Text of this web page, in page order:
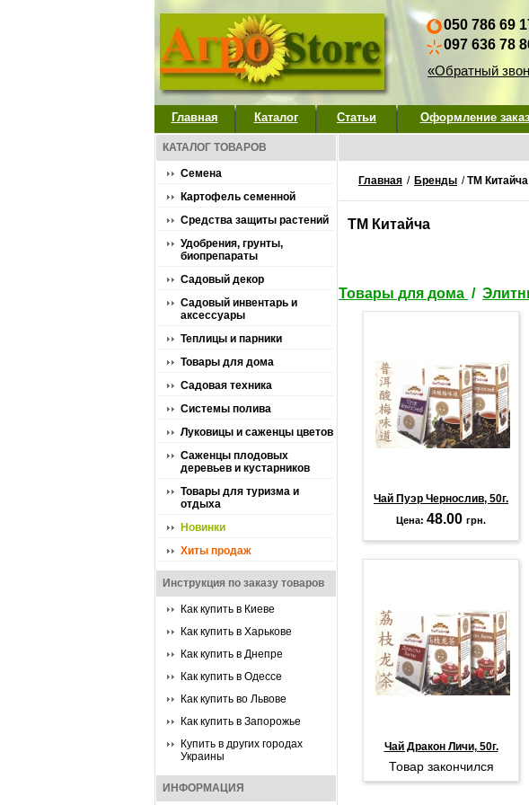
050 786 69
097 636 78
«Обратный
Главная Каталог Статьи Оформление
КАТАЛОГ ТОВАРОВ
Семена
Картофель семенной
Средства защиты растений
Удобрения, грунты,
биопрепараты
Садовый декор
Садовый инвентарь и
аксессуары
Теплицы и парники
Товары для дома
Садовая техника
Системы полива
Луковицы и саженцы цветов
Саженцы плодовых
деревьев и кустарников
Товары для туризма и
отдыха
Новинки
Хиты продаж
Инструкция по заказу товаров
Как купить в Киеве
Как купить в Харькове
Как купить в Днепре
Как купить в Одессе
Как купить во Львове
Как купить в Запорожье
Купить в других городах
Украины
ИНФОРМАЦИЯ
Главная / Бренды /ТМ Китайча
ТМ Китайча
Товары для дома /
Чай Пуэр Чернослив, 50г.
Цена: 48.00 грн.
Чай Дракон Личи, 50г.
Товар закончился